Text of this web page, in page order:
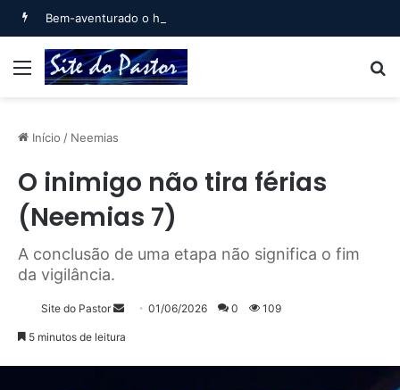
Bem-aventurado o homem que… (Salmo 1)
Menu
Início / Neemias
O inimigo não tira férias
(Neemias 7)
A conclusão de uma etapa não significa o fim
da vigilância.
Site do Pastor
Mande01/06/2026 0 109
5 minutos de leitura